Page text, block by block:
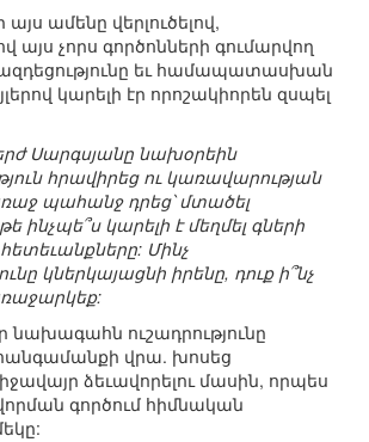
ամենը վերլուծելով,
այս չորս գործոնների գումարվող
եւ համապատասխան
կարելի էր որոշակիորեն զսպել
Սարգսյանը նախօրեին
հրավիրեց ու կառավարության
պահանջ դրեց՝ մտածել
ինչպե՞ս կարելի է մեղմել գների
Մինչ
կներկայացնի իրենը, դուք ի՞նչ
նախագահն ուշադրությունը
հանգամանքի վրա. խոսեց
ձեւավորելու մասին, որպես
գործում հիմնական